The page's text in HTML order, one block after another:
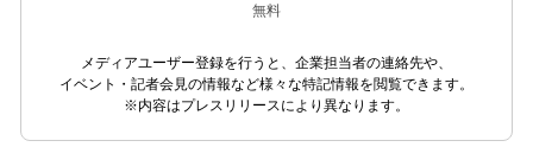
無料
メディアユーザー登録を行うと、企業担当者の連絡先や、
イベント・記者会見の情報など様々な特記情報を閲覧できます。
※内容はプレスリリースにより異なります。